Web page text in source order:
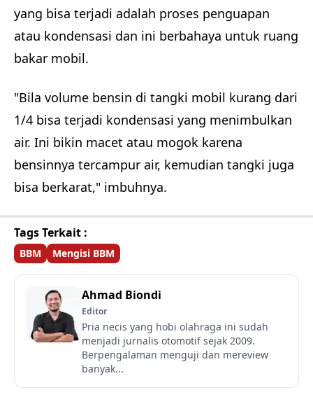
yang bisa terjadi adalah proses penguapan
atau kondensasi dan ini berbahaya untuk ruang
bakar mobil.
"Bila volume bensin di tangki mobil kurang dari
1/4 bisa terjadi kondensasi yang menimbulkan
air. Ini bikin macet atau mogok karena
bensinnya tercampur air, kemudian tangki juga
bisa berkarat," imbuhnya.
Tags Terkait :
BBM Mengisi BBM
Ahmad Biondi
Editor
Pria necis yang hobi olahraga ini sudah
menjadi jurnalis otomotif sejak 2009.
Berpengalaman menguji dan mereview
banyak...